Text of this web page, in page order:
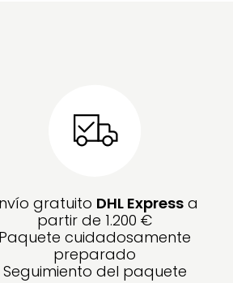
gratuito DHL Express a
partir de 1.200 €
Paquete cuidadosamente
preparado
Seguimiento del paquete